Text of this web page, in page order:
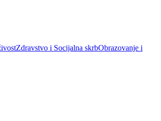
Zdravstvo i Socijalna skrbObrazovanje i